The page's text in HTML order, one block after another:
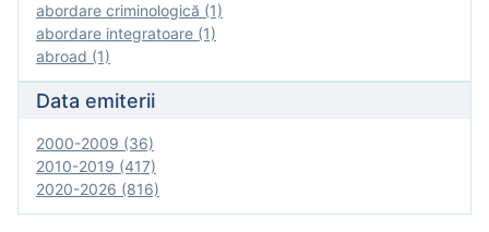
abordare criminologică (1)
abordare integratoare (1)
abroad (1)
Data emiterii
2000-2009 (36)
2010-2019 (417)
2020-2026 (816)